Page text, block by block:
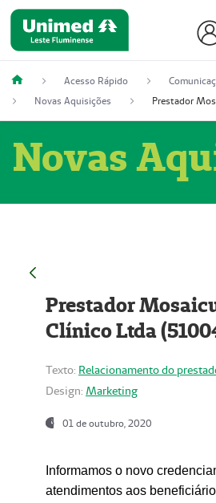
Acesso Rápido
Novas Aquisições
Novas
Prestador
Clínico Ltda
Texto: Relacionamento do
Design: Marketing
01 de outubro, 2020
Informamos o novo
atendimentos aos